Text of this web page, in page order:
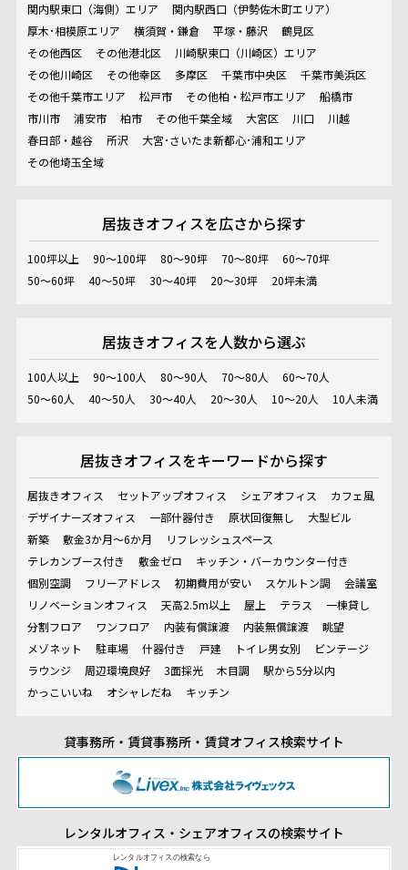
関内駅東口（海側）エリア
関内駅西口（伊勢佐木町エリア）
厚木･相模原エリア
横須賀・鎌倉 平塚・藤沢
鶴見区
その他西区
その他港北区
川崎駅東口（川崎区）エリア
その他川崎区
その他幸区 多摩区 千葉市中央区
千葉市美浜区
その他千葉市エリア
松戸市 その他柏・松戸市エリア
船橋市
市川市
浦安市 柏市 その他千葉全域 大宮区 川口
川越
春日部・越谷
所沢
大宮･さいたま新都心･浦和エリア
その他埼玉全域
居抜きオフィスを広さから探す
100坪以上 90～100坪 80～90坪 70～80坪
60～70坪
50～60坪
40～50坪 30～40坪 20～30坪 20坪未満
居抜きオフィスを人数から選ぶ
100人以上 90～100人 80～90人 70～80人
60～70人
50～60人
40～50人 30～40人 20～30人 10～20人 10人未満
居抜きオフィスをキーワードから探す
居抜きオフィス セットアップオフィス シェアオフィス
カフェ風
デザイナーズオフィス
一部什器付き 原状回復無し
大型ビル
新築
敷金3か月～6か月
リフレッシュスペース
テレカンブース付き
敷金ゼロ
キッチン・バーカウンター付き
個別空調
フリーアドレス 初期費用が安い スケルトン調
会議室
リノベーションオフィス
天高2.5m以上 屋上 テラス
一棟貸し
分割フロア
ワンフロア 内装有償譲渡 内装無償譲渡
眺望
メゾネット
駐車場 什器付き 戸建 トイレ男女別
ビンテージ
ラウンジ
周辺環境良好 3面採光 木目調
駅から5分以内
かっこいいね
オシャレだね キッチン
貸事務所・賃貸事務所・賃貸オフィス検索サイト
レンタルオフィス・シェアオフィスの検索サイト